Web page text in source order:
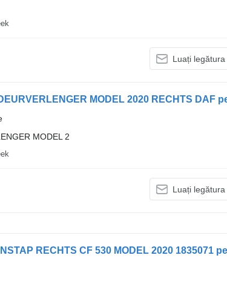
Luați
MODEL 2020 RECHTS DAF
MODEL 2
Luați
RECHTS CF 530 MODEL 2020 1835071